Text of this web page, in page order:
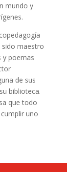
mundo y
sido maestro
y poemas
de sus
biblioteca.
que todo
uno